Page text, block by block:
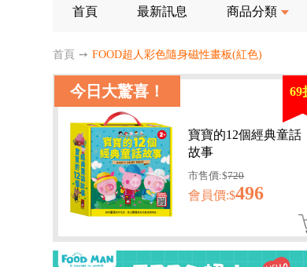
家長樂了!「風車書版集團暨FOOD超人企業
老師您好!!幼教會員火熱招募中~
海外購物免煩惱！點我查看『海外購物流程
首頁 最新訊息 商品分類
首頁 ➙ FOOD超人彩色隨身磁性畫板(紅色)
今日大驚喜！ 69
寶寶的12個經典童話
故事
市售價:$720
會員價:$496